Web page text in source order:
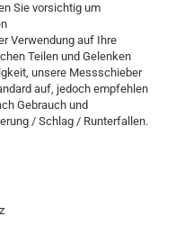
Sie vorsichtig um
Verwendung auf Ihre
Teilen und Gelenken
unsere Messschieber
auf, jedoch empfehlen
Gebrauch und
/ Schlag / Runterfallen.